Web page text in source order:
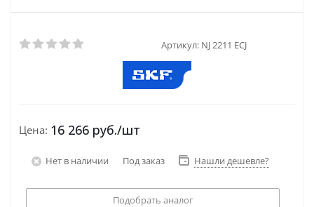
Артикул: NJ 2211 ECJ
Цена: 16 266 руб./шт
Нет в наличии Под заказ Нашли дешевле?
Подобрать аналог